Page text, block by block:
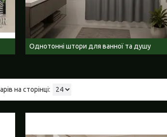
Однотонні штори для ванної та душу